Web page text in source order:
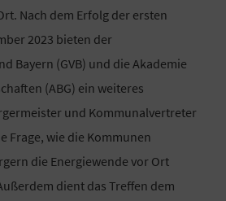
Nach dem Erfolg der ersten
2023 bieten der
Bayern (GVB) und die Akademie
(ABG) ein weiteres
und Kommunalvertreter
Frage, wie die Kommunen
die Energiewende vor Ort
dient das Treffen dem